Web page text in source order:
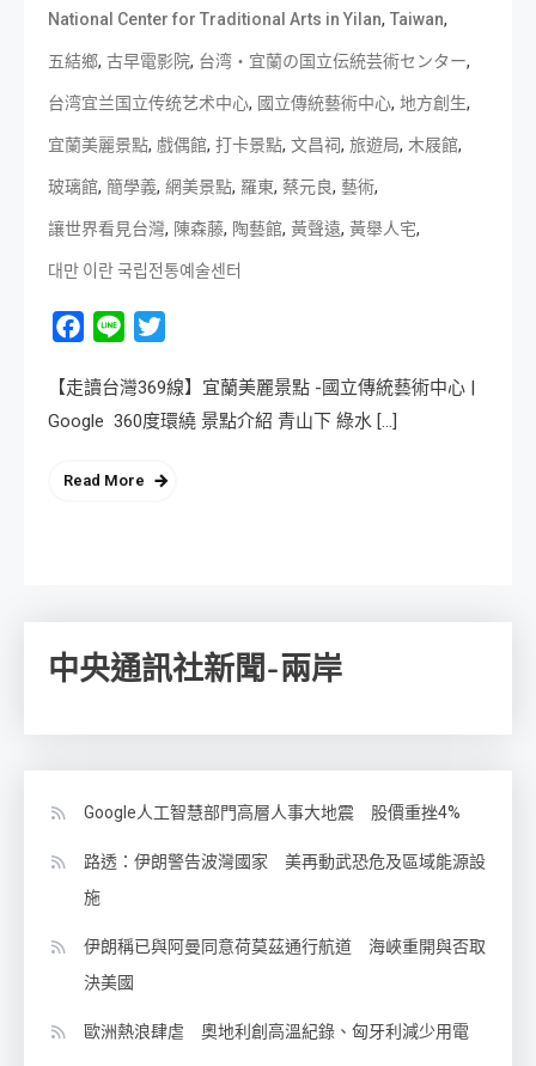
National Center for Traditional Arts in Yilan, Taiwan,
五結鄉, 古早電影院, 台湾・宜蘭の国立伝統芸術センター,
台湾宜兰国立传统艺术中心, 國立傳統藝術中心, 地方創生,
宜蘭美麗景點, 戲偶館, 打卡景點, 文昌祠, 旅遊局, 木屐館,
玻璃館, 簡學義, 網美景點, 羅東, 蔡元良, 藝術,
讓世界看見台灣, 陳森藤, 陶藝館, 黃聲遠, 黃舉人宅,
대만 이란 국립전통예술센터
Facebook
Line
【走讀台灣369線】宜蘭美麗景點 -國立傳統藝術中心 |
Google 360度環繞 景點介紹 青山下 綠水 […]
Read More
中央通訊社新聞-兩岸
Google人工智慧部門高層人事大地震 股價重挫4%
路透：伊朗警告波灣國家 美再動武恐危及區域能源設
施
伊朗稱已與阿曼同意荷莫茲通行航道 海峽重開與否取
決美國
歐洲熱浪肆虐 奧地利創高溫紀錄、匈牙利減少用電